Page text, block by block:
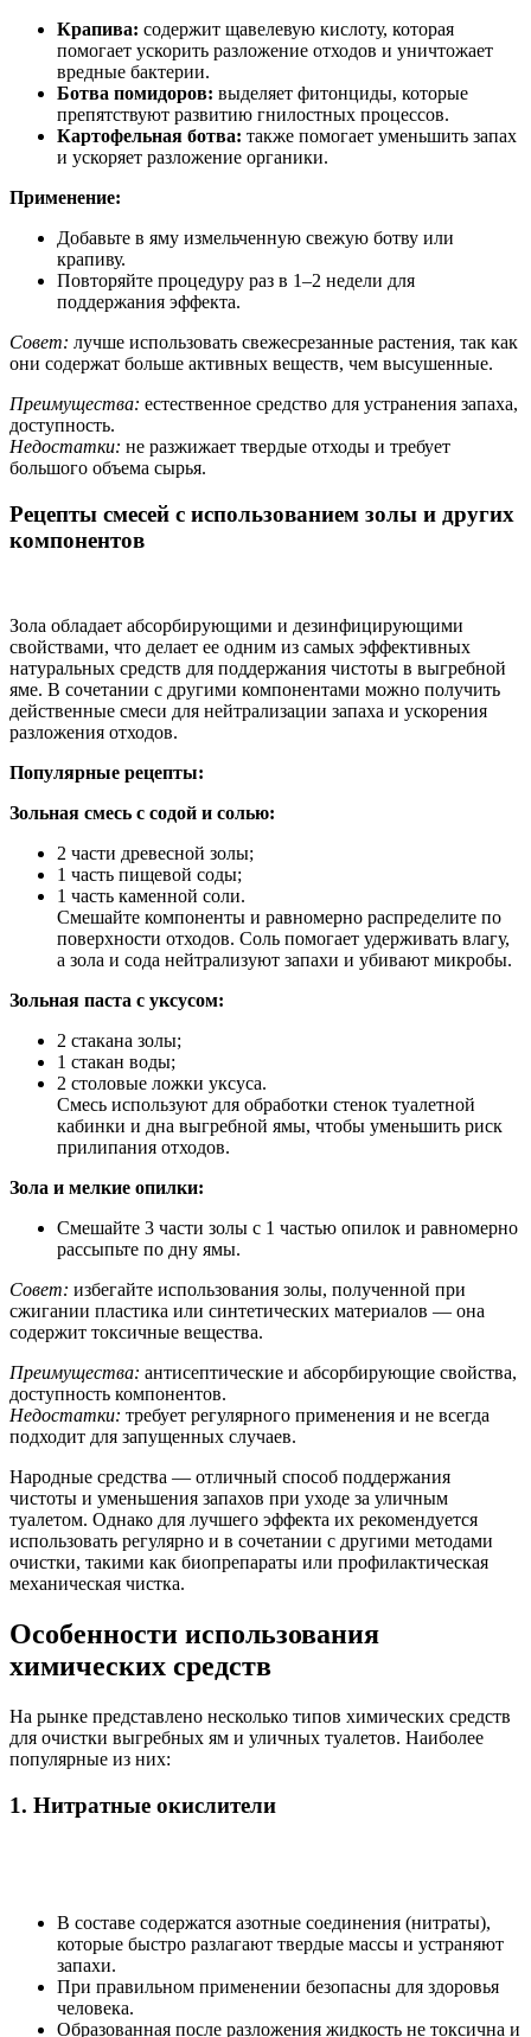
Крапива: содержит щавелевую кислоту, которая
помогает ускорить разложение отходов и уничтожает
вредные бактерии.
Ботва помидоров: выделяет фитонциды, которые
препятствуют развитию гнилостных процессов.
Картофельная ботва: также помогает уменьшить запах
и ускоряет разложение органики.
Применение:
Добавьте в яму измельченную свежую ботву или
крапиву.
Повторяйте процедуру раз в 1–2 недели для
поддержания эффекта.
Совет: лучше использовать свежесрезанные растения, так как
они содержат больше активных веществ, чем высушенные.
Преимущества: естественное средство для устранения запаха,
доступность.
Недостатки: не разжижает твердые отходы и требует
большого объема сырья.
Рецепты смесей с использованием золы и других
компонентов
Зола обладает абсорбирующими и дезинфицирующими
свойствами, что делает ее одним из самых эффективных
натуральных средств для поддержания чистоты в выгребной
яме. В сочетании с другими компонентами можно получить
действенные смеси для нейтрализации запаха и ускорения
разложения отходов.
Популярные рецепты:
Зольная смесь с содой и солью:
2 части древесной золы;
1 часть пищевой соды;
1 часть каменной соли.
Смешайте компоненты и равномерно распределите по
поверхности отходов. Соль помогает удерживать влагу,
а зола и сода нейтрализуют запахи и убивают микробы.
Зольная паста с уксусом:
2 стакана золы;
1 стакан воды;
2 столовые ложки уксуса.
Смесь используют для обработки стенок туалетной
кабинки и дна выгребной ямы, чтобы уменьшить риск
прилипания отходов.
Зола и мелкие опилки:
Смешайте 3 части золы с 1 частью опилок и равномерно
рассыпьте по дну ямы.
Совет: избегайте использования золы, полученной при
сжигании пластика или синтетических материалов — она
содержит токсичные вещества.
Преимущества: антисептические и абсорбирующие свойства,
доступность компонентов.
Недостатки: требует регулярного применения и не всегда
подходит для запущенных случаев.
Народные средства — отличный способ поддержания
чистоты и уменьшения запахов при уходе за уличным
туалетом. Однако для лучшего эффекта их рекомендуется
использовать регулярно и в сочетании с другими методами
очистки, такими как биопрепараты или профилактическая
механическая чистка.
Особенности использования
химических средств
На рынке представлено несколько типов химических средств
для очистки выгребных ям и уличных туалетов. Наиболее
популярные из них:
1. Нитратные окислители
В составе содержатся азотные соединения (нитраты),
которые быстро разлагают твердые массы и устраняют
запахи.
При правильном применении безопасны для здоровья
человека.
Образованная после разложения жидкость не токсична и